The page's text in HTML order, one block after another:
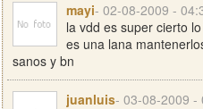
mayi- 02-08-2009 -
la vdd es super cierto
es una lana
sanos y bn
juanluis- 03-08-2009 -